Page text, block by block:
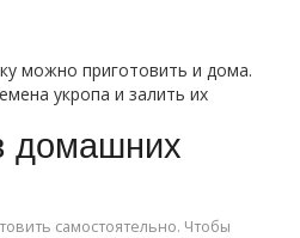
можно приготовить и дома.
укропа и залить их
домашних
самостоятельно. Чтобы